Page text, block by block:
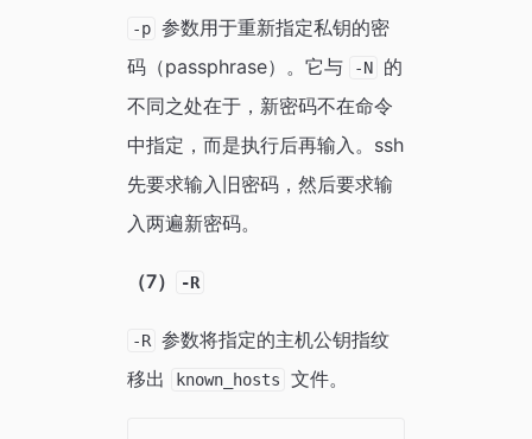
-p 参数用于重新指定私钥的密
码（passphrase）。它与
-N
的
不同之处在于，新密码不在命令
中指定，而是执行后再输入。ssh
先要求输入旧密码，然后要求输
入两遍新密码。
（7） -R
-R 参数将指定的主机公钥指纹
移出
known_hosts 文件。